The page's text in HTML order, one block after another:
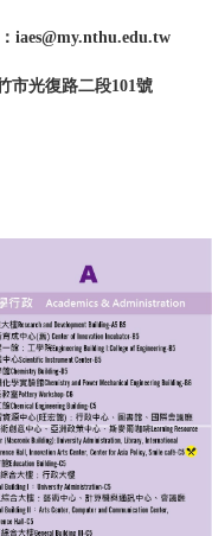
iaes@my.nthu.edu.tw
市光復路二段101號